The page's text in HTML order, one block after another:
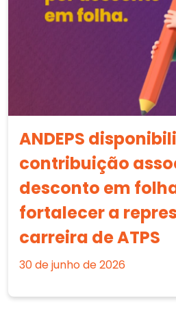
ANDEPS
contribuição
desconto em
fortalecer a
carreira de ATPS
30 de junho de 2026